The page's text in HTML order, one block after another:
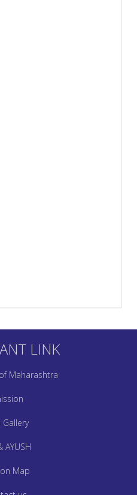
LINK
Maharashtra
AYUSH
Map